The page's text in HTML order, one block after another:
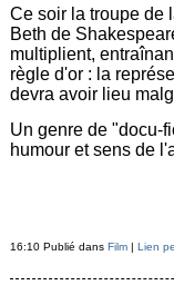
Ce soir la troupe de
Beth de
multiplient,
règle d'or : la
devra avoir lieu
Un genre de "docu-
humour et sens de
16:10 Publié dans Film| Lien